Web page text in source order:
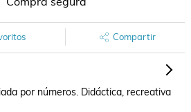
Compartir
por números. Didáctica, recreativa